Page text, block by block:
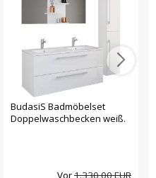
BudasiS Badmöbelset
Doppelwaschbecken weiß.
Vor1.330,00 EUR